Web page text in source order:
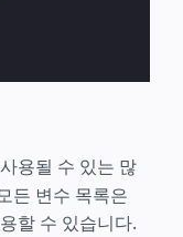
용될 수 있는 많
든 변수 목록은
할 수 있습니다.